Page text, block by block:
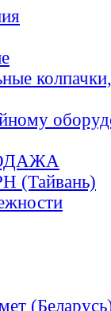
(Тайвань)